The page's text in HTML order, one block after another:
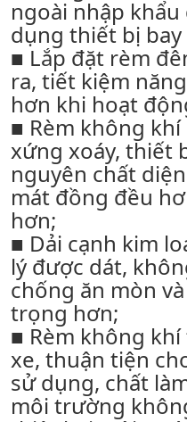
ngoài nhập
dụng thiết bị bay
■ Lắp đặt rèm
ra, tiết kiệm
hơn khi hoạt
■ Rèm không
xứng xoáy, thiết
nguyên chất
mát đồng đều
hơn;
■ Dải cạnh kim
lý được dát,
chống ăn mòn
trọng hơn;
■ Rèm không
xe, thuận tiện
sử dụng, chất
môi trường